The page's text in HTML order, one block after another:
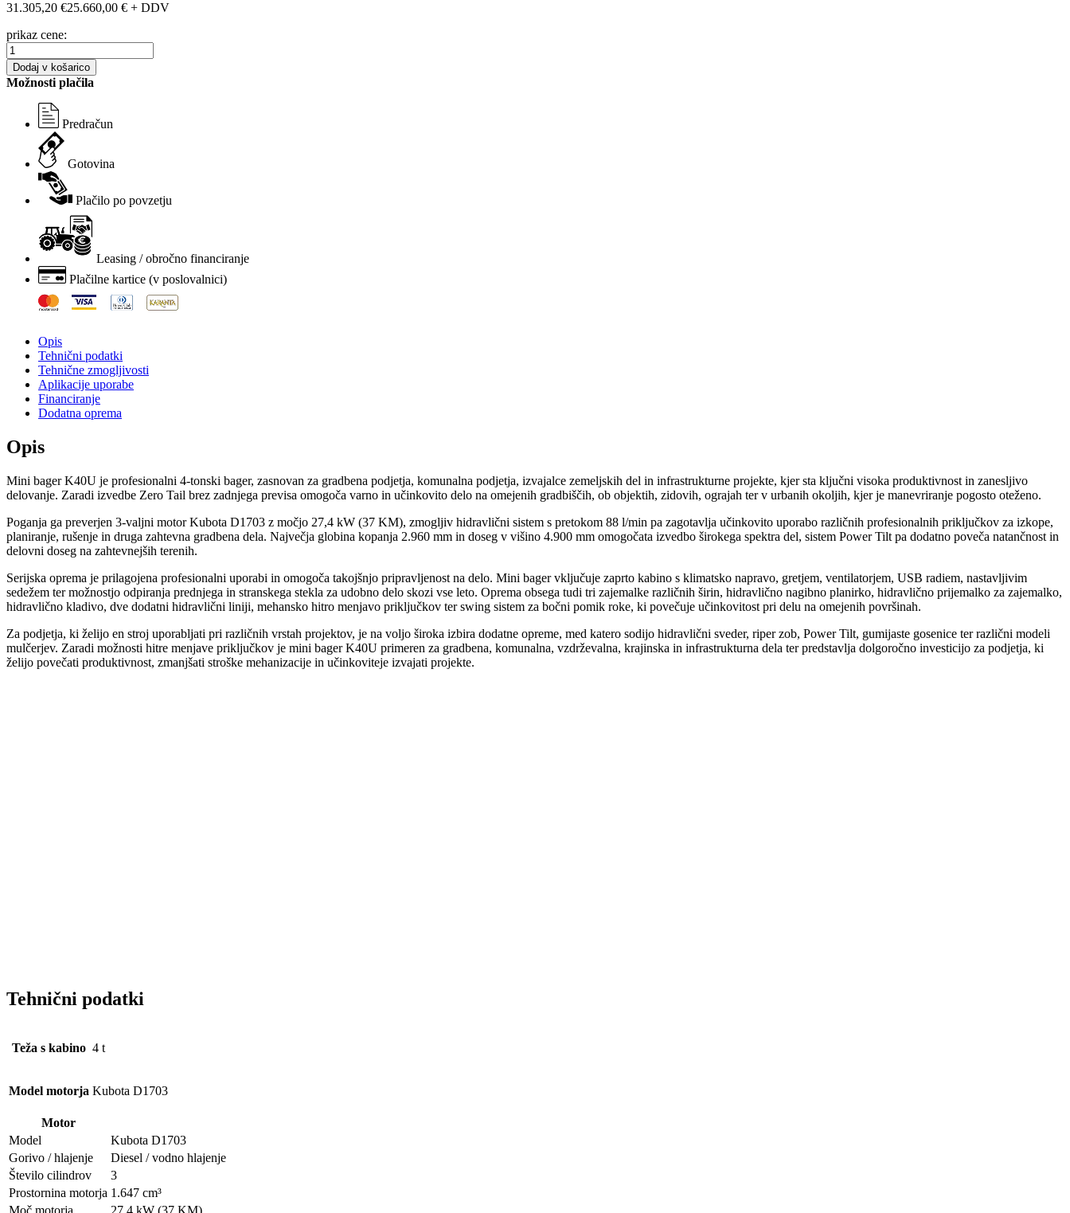
31.305,20 €25.660,00 € + DDV
prikaz cene:
Mini
bager
K40U
količina
Dodaj v košarico
Možnosti plačila
Predračun
Gotovina
Plačilo po povzetju
Leasing / obročno financiranje
Plačilne kartice (v poslovalnici)
Opis
Tehnični podatki
Tehnične zmogljivosti
Aplikacije uporabe
Financiranje
Dodatna oprema
Opis
Mini bager K40U je profesionalni 4-tonski bager, zasnovan za gradbena podjetja, komunalna podjetja, izvajalce zemeljskih del in infrastrukturne projekte, kjer sta ključni visoka produktivnost in zanesljivo
delovanje. Zaradi izvedbe Zero Tail brez zadnjega previsa omogoča varno in učinkovito delo na omejenih gradbiščih, ob objektih, zidovih, ograjah ter v urbanih okoljih, kjer je manevriranje pogosto oteženo.
Poganja ga preverjen 3-valjni motor Kubota D1703 z močjo 27,4 kW (37 KM), zmogljiv hidravlični sistem s pretokom 88 l/min pa zagotavlja učinkovito uporabo različnih profesionalnih priključkov za izkope,
planiranje, rušenje in druga zahtevna gradbena dela. Največja globina kopanja 2.960 mm in doseg v višino 4.900 mm omogočata izvedbo širokega spektra del, sistem Power Tilt pa dodatno poveča natančnost in
delovni doseg na zahtevnejših terenih.
Serijska oprema je prilagojena profesionalni uporabi in omogoča takojšnjo pripravljenost na delo. Mini bager vključuje zaprto kabino s klimatsko napravo, gretjem, ventilatorjem, USB radiem, nastavljivim
sedežem ter možnostjo odpiranja prednjega in stranskega stekla za udobno delo skozi vse leto. Oprema obsega tudi tri zajemalke različnih širin, hidravlično nagibno planirko, hidravlično prijemalko za zajemalko,
hidravlično kladivo, dve dodatni hidravlični liniji, mehansko hitro menjavo priključkov ter swing sistem za bočni pomik roke, ki povečuje učinkovitost pri delu na omejenih površinah.
Za podjetja, ki želijo en stroj uporabljati pri različnih vrstah projektov, je na voljo široka izbira dodatne opreme, med katero sodijo hidravlični sveder, riper zob, Power Tilt, gumijaste gosenice ter različni modeli
mulčerjev. Zaradi možnosti hitre menjave priključkov je mini bager K40U primeren za gradbena, komunalna, vzdrževalna, krajinska in infrastrukturna dela ter predstavlja dolgoročno investicijo za podjetja, ki
želijo povečati produktivnost, zmanjšati stroške mehanizacije in učinkoviteje izvajati projekte.
Tehnični podatki
Teža s kabino 4 t
Model motorja Kubota D1703
Motor
Model
Kubota D1703
Gorivo / hlajenje
Diesel / vodno hlajenje
Število cilindrov
3
Prostornina motorja 1.647 cm³
Moč motorja
27,4 kW (37 KM)